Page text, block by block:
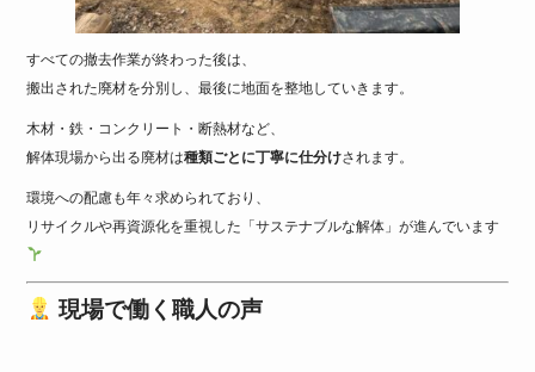
すべての撤去作業が終わった後は、
搬出された廃材を分別し、最後に地面を整地していきます。
木材・鉄・コンクリート・断熱材など、
解体現場から出る廃材は種類ごとに丁寧に仕分けされます。
環境への配慮も年々求められており、
リサイクルや再資源化を重視した「サステナブルな解体」が進んでいます
現場で働く職人の声